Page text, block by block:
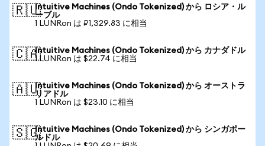
🇷🇺Intuitive Machines (Ondo Tokenized) から ロシア・ル
ーブル
1 LUNRon は ₽1,329.83 に相当
🇨🇦Intuitive Machines (Ondo Tokenized) から カナダドル
1 LUNRon は $22.74 に相当
🇦🇺Intuitive Machines (Ondo Tokenized) から オーストラ
リアドル
1 LUNRon は $23.10 に相当
🇸🇬Intuitive Machines (Ondo Tokenized) から シンガポー
ルドル